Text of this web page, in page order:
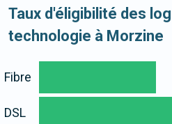
Taux d'éligibilité des
technologie à Morzine
Fibre
DSL